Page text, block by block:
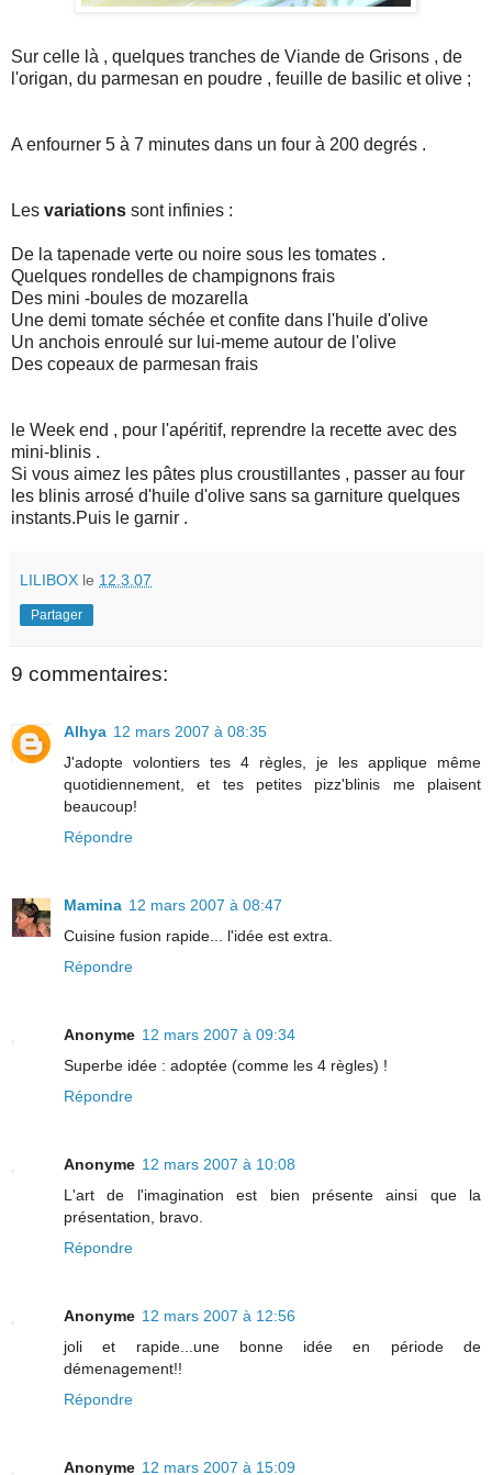
Sur celle là , quelques tranches de Viande de Grisons , de
l'origan, du parmesan en poudre , feuille de basilic et olive ;
A enfourner 5 à 7 minutes dans un four à 200 degrés .
Les variations sont infinies :
De la tapenade verte ou noire sous les tomates .
Quelques rondelles de champignons frais
Des mini -boules de mozarella
Une demi tomate séchée et confite dans l'huile d'olive
Un anchois enroulé sur lui-meme autour de l'olive
Des copeaux de parmesan frais
le Week end , pour l'apéritif, reprendre la recette avec des
mini-blinis .
Si vous aimez les pâtes plus croustillantes , passer au four
les blinis arrosé d'huile d'olive sans sa garniture quelques
instants.Puis le garnir .
LILIBOX le 12.3.07
Partager
9 commentaires:
Alhya 12 mars 2007 à 08:35
J'adopte volontiers tes 4 règles, je les applique même
quotidiennement, et tes petites pizz'blinis me plaisent
beaucoup!
Répondre
Mamina 12 mars 2007 à 08:47
Cuisine fusion rapide... l'idée est extra.
Répondre
Anonyme 12 mars 2007 à 09:34
Superbe idée : adoptée (comme les 4 règles) !
Répondre
Anonyme 12 mars 2007 à 10:08
L'art de l'imagination est bien présente ainsi que la
présentation, bravo.
Répondre
Anonyme 12 mars 2007 à 12:56
joli et rapide...une bonne idée en période de
démenagement!!
Répondre
Anonyme 12 mars 2007 à 15:09